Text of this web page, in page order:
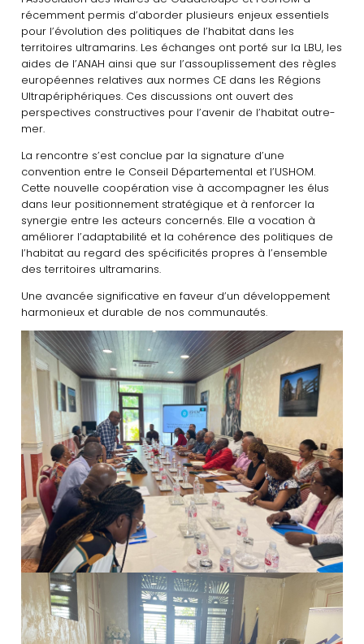
récemment permis d’aborder plusieurs enjeux essentiels
pour l’évolution des politiques de l’habitat dans les
territoires ultramarins. Les échanges ont porté sur la LBU, les
aides de l’ANAH ainsi que sur l’assouplissement des règles
européennes relatives aux normes CE dans les Régions
Ultrapériphériques. Ces discussions ont ouvert des
perspectives constructives pour l’avenir de l’habitat outre-
mer.
La rencontre s’est conclue par la signature d’une
convention entre le Conseil Départemental et l’USHOM.
Cette nouvelle coopération vise à accompagner les élus
dans leur positionnement stratégique et à renforcer la
synergie entre les acteurs concernés. Elle a vocation à
améliorer l’adaptabilité et la cohérence des politiques de
l’habitat au regard des spécificités propres à l’ensemble
des territoires ultramarins.
Une avancée significative en faveur d’un développement
harmonieux et durable de nos communautés.